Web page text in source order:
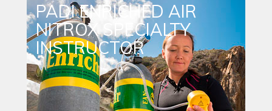
PADI ENRICHED AIR
NITROX SPECIALTY
INSTRUCTOR